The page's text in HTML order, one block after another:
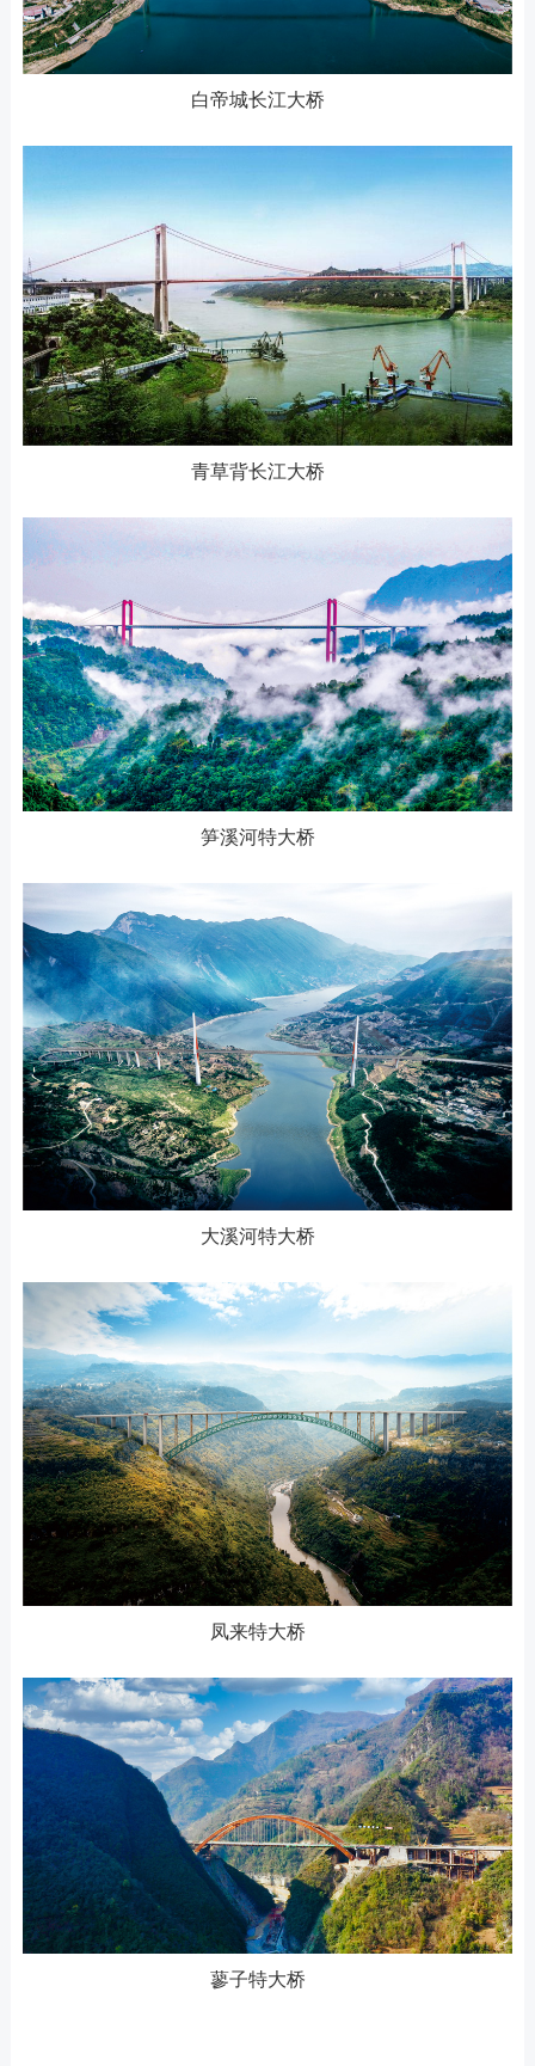
白帝城长江大桥
青草背长江大桥
笋溪河特大桥
大溪河特大桥
凤来特大桥
蓼子特大桥